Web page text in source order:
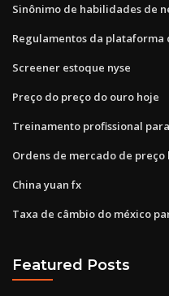
Sinônimo de habilidades de
Regulamentos da
Screener estoque nyse
Preço do preço do ouro hoje
Treinamento profissional
Ordens de mercado de preço
China yuan fx
Taxa de câmbio do méxico
Featured Posts